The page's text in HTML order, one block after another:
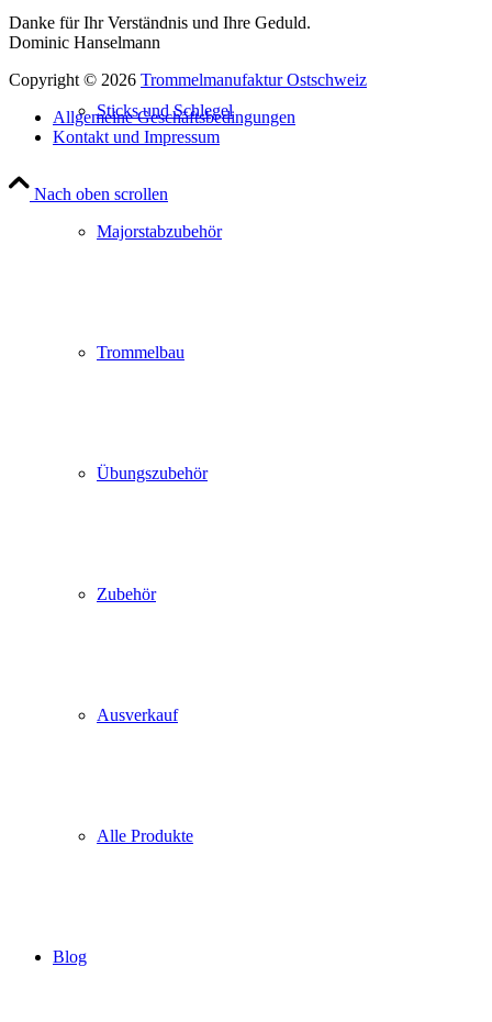
Sticks und Schlegel
Majorstabzubehör
Trommelbau
Übungszubehör
Zubehör
Ausverkauf
Alle Produkte
Blog
Danke für Ihr Verständnis und Ihre Geduld.
Dominic Hanselmann
Copyright © 2026 Trommelmanufaktur Ostschweiz
Allgemeine Geschäftsbedingungen
Kontakt und Impressum
Nach oben scrollen